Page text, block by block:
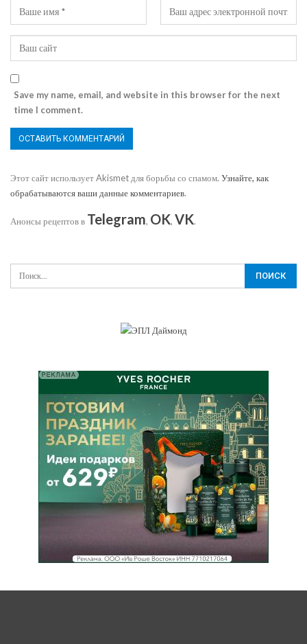
Save my name, email, and website in this browser for the next
time I comment.
Этот сайт использует Akismet для борьбы со спамом. Узнайте, как
обрабатываются ваши данные комментариев.
Анонсы рецептов в Telegram, OK, VK.